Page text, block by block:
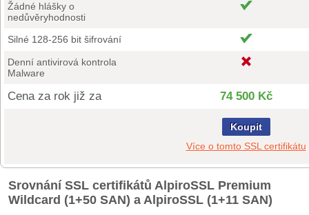
Žádné hlášky o
nedůvěryhodnosti
Silné 128-256 bit šifrování
Denní antivirová kontrola
Malware
Cena za rok již za 74 500 Kč
Koupit
Více o tomto SSL certifikátu
Srovnání SSL certifikátů AlpiroSSL Premium
Wildcard (1+50 SAN) a AlpiroSSL (1+11 SAN)